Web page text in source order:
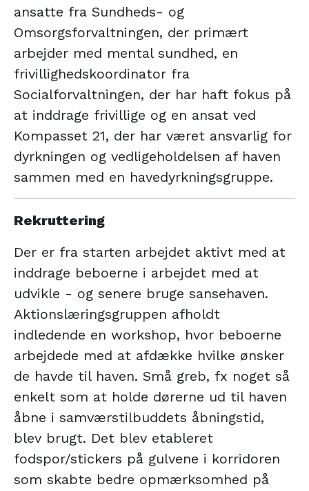
ansatte fra Sundheds- og
Omsorgsforvaltningen, der primært
arbejder med mental sundhed, en
frivillighedskoordinator fra
Socialforvaltningen, der har haft fokus på
at inddrage frivillige og en ansat ved
Kompasset 21, der har været ansvarlig for
dyrkningen og vedligeholdelsen af haven
sammen med en havedyrkningsgruppe.
Rekruttering
Der er fra starten arbejdet aktivt med at
inddrage beboerne i arbejdet med at
udvikle - og senere bruge sansehaven.
Aktionslæringsgruppen afholdt
indledende en workshop, hvor beboerne
arbejdede med at afdække hvilke ønsker
de havde til haven. Små greb, fx noget så
enkelt som at holde dørerne ud til haven
åbne i samværstilbuddets åbningstid,
blev brugt. Det blev etableret
fodspor/stickers på gulvene i korridoren
som skabte bedre opmærksomhed på